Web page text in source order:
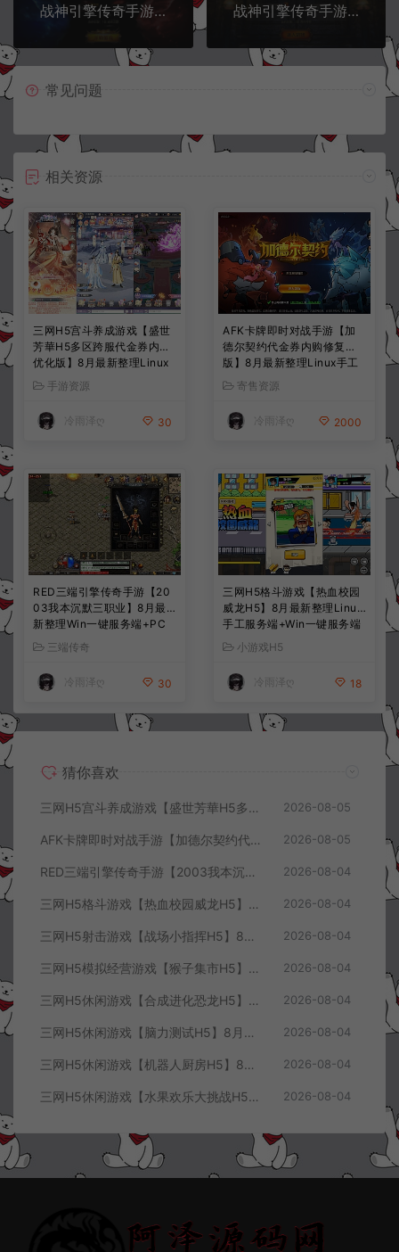
战神引擎传奇手游【新UI逆天沉默第三季】11月最新整理Win一键服务端+GM授权后台+安卓苹果双端+详细搭建教程+视频教程
战神引擎传奇手游【新UI1.76情怀复古三职业】11月最新整理Win一键服务端+GM授权后台+安卓苹果双端+详细搭建教程+视频教程
常见问题
相关资源
三网H5宫斗养成游戏【盛世
芳華H5多区跨服代金券内购
优化版】8月最新整理Linux
手工服务端+CDK授权后台
+全资源安卓+详细搭建教程
+视频教程
手游资源
冷雨泽ღ 30
AFK卡牌即时对战手游【加
德尔契约代金券内购修复
版】8月最新整理Linux手工
服务端+前后端全套源码+CD
K授权后台+安卓苹果双端
+详细搭建教程+视频教程
寄售资源
冷雨泽ღ 2000
RED三端引擎传奇手游【20
03我本沉默三职业】8月最
新整理Win一键服务端+PC
安卓+详细搭建教程
三端传奇
冷雨泽ღ 30
三网H5格斗游戏【热血校园
威龙H5】8月最新整理Linux
手工服务端+Win一键服务端
+解压即玩+简易安卓客户端
+详细搭建教程
小游戏H5
冷雨泽ღ 18
猜你喜欢
三网H5宫斗养成游戏【盛世芳華H5多区跨服代金券内购优化版】8月最新整理Linux手工服务端+CDK授权后台+全资源安卓+详细搭建教程+视频教程 2026-08-05
AFK卡牌即时对战手游【加德尔契约代金券内购修复版】8月最新整理Linux手工服务端+前后端全套源码+CDK授权后台+安卓苹果双端+详细搭建教程+视频教程 2026-08-05
RED三端引擎传奇手游【2003我本沉默三职业】8月最新整理Win一键服务端+PC安卓+详细搭建教程 2026-08-04
三网H5格斗游戏【热血校园威龙H5】8月最新整理Linux手工服务端+Win一键服务端+解压即玩+简易安卓客户端+详细搭建教程 2026-08-04
三网H5射击游戏【战场小指挥H5】8月最新整理Linux手工服务端+Win一键服务端+解压即玩+简易安卓客户端+详细搭建教程 2026-08-04
三网H5模拟经营游戏【猴子集市H5】8月最新整理Linux手工服务端+Win一键服务端+解压即玩+简易安卓客户端+详细搭建教程 2026-08-04
三网H5休闲游戏【合成进化恐龙H5】8月最新整理Linux手工服务端+Win一键服务端+解压即玩+简易安卓客户端+详细搭建教程 2026-08-04
三网H5休闲游戏【脑力测试H5】8月最新整理Linux手工服务端+Win一键服务端+解压即玩+简易安卓客户端+详细搭建教程 2026-08-04
三网H5休闲游戏【机器人厨房H5】8月最新整理Linux手工服务端+Win一键服务端+解压即玩+简易安卓客户端+详细搭建教程 2026-08-04
三网H5休闲游戏【水果欢乐大挑战H5】8月最新整理Linux手工服务端+Win一键服务端+解压即玩+简易安卓客户端+详细搭建教程 2026-08-04